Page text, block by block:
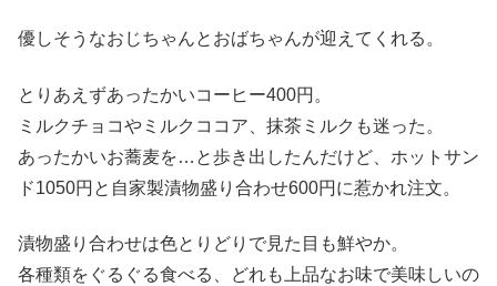
優しそうなおじちゃんとおばちゃんが迎えてくれる。
とりあえずあったかいコーヒー400円。
ミルクチョコやミルクココア、抹茶ミルクも迷った。
あったかいお蕎麦を…と歩き出したんだけど、ホットサン
ド1050円と自家製漬物盛り合わせ600円に惹かれ注文。
漬物盛り合わせは色とりどりで見た目も鮮やか。
各種類をぐるぐる食べる、どれも上品なお味で美味しいの